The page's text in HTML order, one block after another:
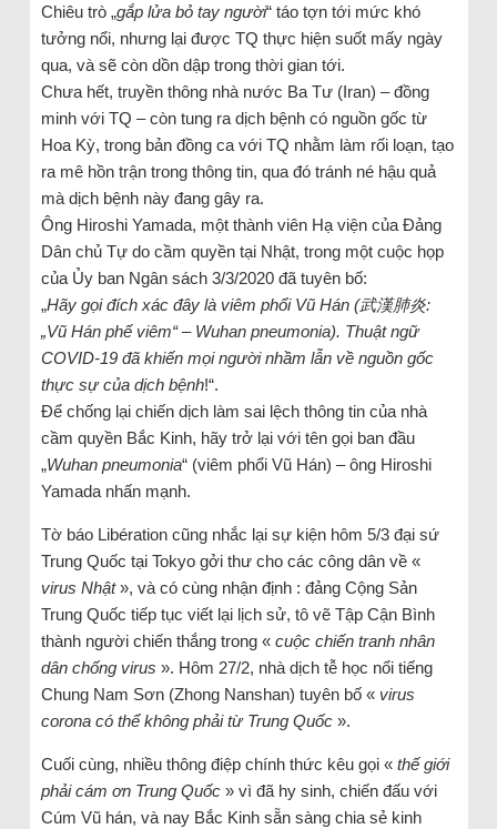
Chiêu trò „gắp lửa bỏ tay người“ táo tợn tới mức khó
tưởng nổi, nhưng lại được TQ thực hiện suốt mấy ngày
qua, và sẽ còn dồn dập trong thời gian tới.
Chưa hết, truyền thông nhà nước Ba Tư (Iran) – đồng
minh với TQ – còn tung ra dịch bệnh có nguồn gốc từ
Hoa Kỳ, trong bản đồng ca với TQ nhằm làm rối loạn, tạo
ra mê hồn trận trong thông tin, qua đó tránh né hậu quả
mà dịch bệnh này đang gây ra.
Ông Hiroshi Yamada, một thành viên Hạ viện của Đảng
Dân chủ Tự do cầm quyền tại Nhật, trong một cuộc họp
của Ủy ban Ngân sách 3/3/2020 đã tuyên bố:
„Hãy gọi đích xác đây là viêm phổi Vũ Hán (武漢肺炎:
„Vũ Hán phế viêm“ – Wuhan pneumonia). Thuật ngữ
COVID-19 đã khiến mọi người nhầm lẫn về nguồn gốc
thực sự của dịch bệnh!“.
Để chống lại chiến dịch làm sai lệch thông tin của nhà
cầm quyền Bắc Kinh, hãy trở lại với tên gọi ban đầu
„Wuhan pneumonia“ (viêm phổi Vũ Hán) – ông Hiroshi
Yamada nhấn mạnh.
Tờ báo Libération cũng nhắc lại sự kiện hôm 5/3 đại sứ
Trung Quốc tại Tokyo gởi thư cho các công dân về «
virus Nhật», và có cùng nhận định : đảng Cộng Sản
Trung Quốc tiếp tục viết lại lịch sử, tô vẽ Tập Cận Bình
thành người chiến thắng trong « cuộc chiến tranh nhân
dân chống virus ». Hôm 27/2, nhà dịch tễ học nổi tiếng
Chung Nam Sơn (Zhong Nanshan) tuyên bố « virus
corona có thể không phải từ Trung Quốc».
Cuối cùng, nhiều thông điệp chính thức kêu gọi « thế giới
phải cám ơn Trung Quốc » vì đã hy sinh, chiến đấu với
Cúm Vũ hán, và nay Bắc Kinh sẵn sàng chia sẻ kinh